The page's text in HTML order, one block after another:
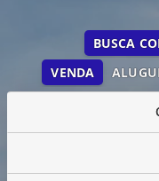
VENDA
BUSCA